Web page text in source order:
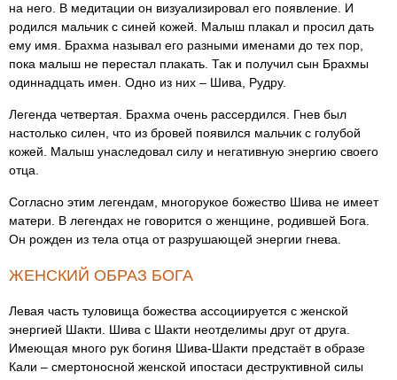
на него. В медитации он визуализировал его появление. И
родился мальчик с синей кожей. Малыш плакал и просил дать
ему имя. Брахма называл его разными именами до тех пор,
пока малыш не перестал плакать. Так и получил сын Брахмы
одиннадцать имен. Одно из них – Шива, Рудру.
Легенда четвертая. Брахма очень рассердился. Гнев был
настолько силен, что из бровей появился мальчик с голубой
кожей. Малыш унаследовал силу и негативную энергию своего
отца.
Согласно этим легендам, многорукое божество Шива не имеет
матери. В легендах не говорится о женщине, родившей Бога.
Он рожден из тела отца от разрушающей энергии гнева.
ЖЕНСКИЙ ОБРАЗ БОГА
Левая часть туловища божества ассоциируется с женской
энергией Шакти. Шива с Шакти неотделимы друг от друга.
Имеющая много рук богиня Шива-Шакти предстаёт в образе
Кали – смертоносной женской ипостаси деструктивной силы